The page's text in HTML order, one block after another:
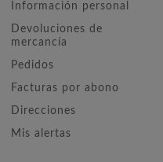
Información personal
Devoluciones de
mercancía
Pedidos
Facturas por abono
Direcciones
Mis alertas